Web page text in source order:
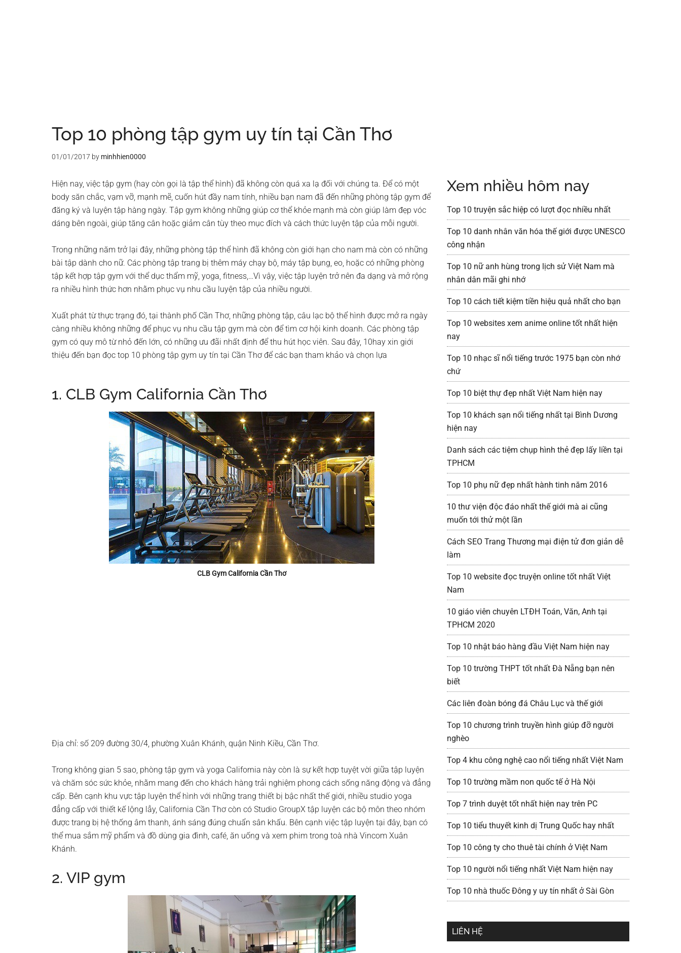
Top 10 phòng tập gym uy tín tại Cần Thơ
01/01/2017 by minhhien0000
Hiện nay, việc tập gym (hay còn gọi là tập thể hình) đã không còn quá xa lạ đối với chúng ta. Để có một
body săn chắc, vạm vỡ, mạnh mẽ, cuốn hút đầy nam tính, nhiều bạn nam đã đến những phòng tập gym để
đăng ký và luyện tập hàng ngày. Tập gym không những giúp cơ thể khỏe mạnh mà còn giúp làm đẹp vóc
dáng bên ngoài, giúp tăng cân hoặc giảm cân tùy theo mục đích và cách thức luyện tập của mỗi người.
Trong những năm trở lại đây, những phòng tập thể hình đã không còn giới hạn cho nam mà còn có những
bài tập dành cho nữ. Các phòng tập trang bị thêm máy chạy bộ, máy tập bụng, eo, hoặc có những phòng
tập kết hợp tập gym với thể dục thẩm mỹ, yoga, fitness,…Vì vậy, việc tập luyện trở nên đa dạng và mở rộng
ra nhiều hình thức hơn nhằm phục vụ nhu cầu luyện tập của nhiều người.
Xuất phát từ thực trạng đó, tại thành phố Cần Thơ, những phòng tập, câu lạc bộ thể hình được mở ra ngày
càng nhiều không những để phục vụ nhu cầu tập gym mà còn để tìm cơ hội kinh doanh. Các phòng tập
gym có quy mô từ nhỏ đến lớn, có những ưu đãi nhất định để thu hút học viên. Sau đây, 10hay xin giới
thiệu đến bạn đọc top 10 phòng tập gym uy tín tại Cần Thơ để các bạn tham khảo và chọn lựa
1. CLB Gym California Cần Thơ
CLB Gym California Cần Thơ
Địa chỉ: số 209 đường 30/4, phường Xuân Khánh, quận Ninh Kiều, Cần Thơ.
Trong không gian 5 sao, phòng tập gym và yoga California này còn là sự kết hợp tuyệt vời giữa tập luyện
và chăm sóc sức khỏe, nhằm mang đến cho khách hàng trải nghiệm phong cách sống năng động và đẳng
cấp. Bên cạnh khu vực tập luyện thể hình với những trang thiết bị bậc nhất thế giới, nhiều studio yoga
đẳng cấp với thiết kế lộng lẫy, California Cần Thơ còn có Studio GroupX tập luyện các bộ môn theo nhóm
được trang bị hệ thống âm thanh, ánh sáng đúng chuẩn sân khấu. Bên cạnh việc tập luyện tại đây, bạn có
thể mua sắm mỹ phẩm và đồ dùng gia đình, café, ăn uống và xem phim trong toà nhà Vincom Xuân
Khánh.
2. VIP gym
Xem nhiều hôm nay
Top 10 truyện sắc hiệp có lượt đọc nhiều nhất
Top 10 danh nhân văn hóa thế giới được UNESCO
công nhận
Top 10 nữ anh hùng trong lịch sử Việt Nam mà
nhân dân mãi ghi nhớ
Top 10 cách tiết kiệm tiền hiệu quả nhất cho bạn
Top 10 websites xem anime online tốt nhất hiện
nay
Top 10 nhạc sĩ nổi tiếng trước 1975 bạn còn nhớ
chứ
Top 10 biệt thự đẹp nhất Việt Nam hiện nay
Top 10 khách sạn nổi tiếng nhất tại Bình Dương
hiện nay
Danh sách các tiệm chụp hình thẻ đẹp lấy liền tại
TPHCM
Top 10 phụ nữ đẹp nhất hành tinh năm 2016
10 thư viện độc đáo nhất thế giới mà ai cũng
muốn tới thử một lần
Cách SEO Trang Thương mại điện tử đơn giản dễ
làm
Top 10 website đọc truyện online tốt nhất Việt
Nam
10 giáo viên chuyên LTĐH Toán, Văn, Anh tại
TPHCM 2020
Top 10 nhật báo hàng đầu Việt Nam hiện nay
Top 10 trường THPT tốt nhất Đà Nẵng bạn nên
biết
Các liên đoàn bóng đá Châu Lục và thế giới
Top 10 chương trình truyền hình giúp đỡ người
nghèo
Top 4 khu công nghệ cao nổi tiếng nhất Việt Nam
Top 10 trường mầm non quốc tế ở Hà Nội
Top 7 trình duyệt tốt nhất hiện nay trên PC
Top 10 tiểu thuyết kinh dị Trung Quốc hay nhất
Top 10 công ty cho thuê tài chính ở Việt Nam
Top 10 người nổi tiếng nhất Việt Nam hiện nay
Top 10 nhà thuốc Đông y uy tín nhất ở Sài Gòn
LIÊN HỆ